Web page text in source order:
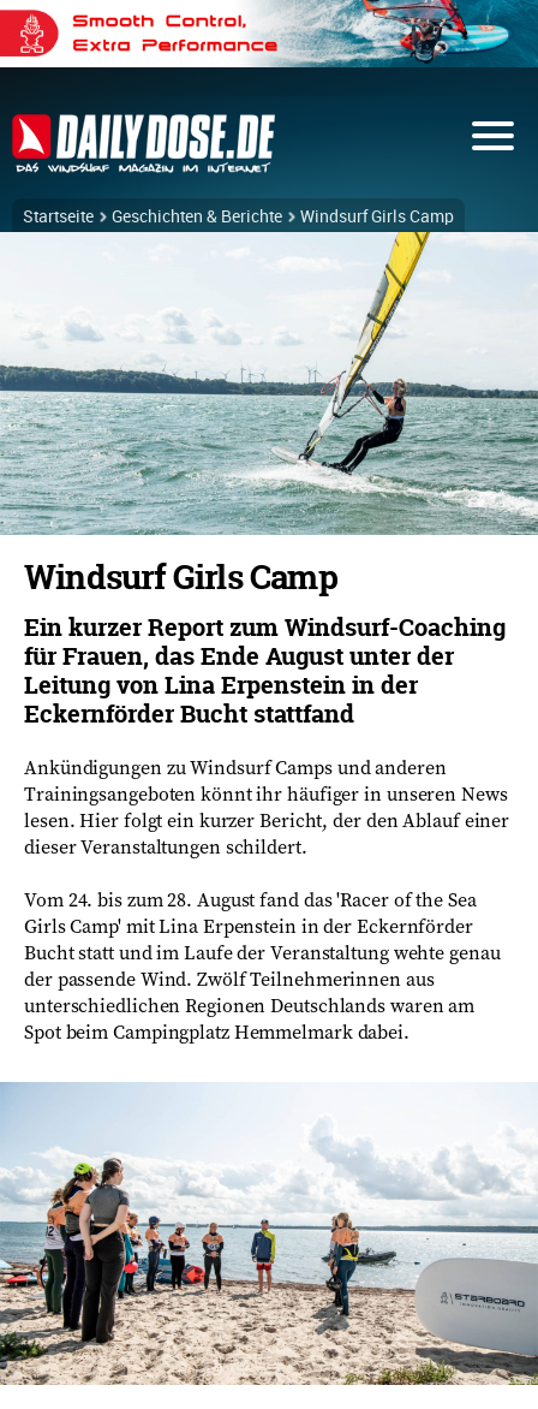
Startseite Geschichten & Berichte Windsurf Girls Camp
Windsurf Girls Camp
Ein kurzer Report zum Windsurf-Coaching
für Frauen, das Ende August unter der
Leitung von Lina Erpenstein in der
Eckernförder Bucht stattfand
Ankündigungen zu Windsurf Camps und anderen
Trainingsangeboten könnt ihr häufiger in unseren News
lesen. Hier folgt ein kurzer Bericht, der den Ablauf einer
dieser Veranstaltungen schildert.
Vom 24. bis zum 28. August fand das 'Racer of the Sea
Girls Camp' mit Lina Erpenstein in der Eckernförder
Bucht statt und im Laufe der Veranstaltung wehte genau
der passende Wind. Zwölf Teilnehmerinnen aus
unterschiedlichen Regionen Deutschlands waren am
Spot beim Campingplatz Hemmelmark dabei.